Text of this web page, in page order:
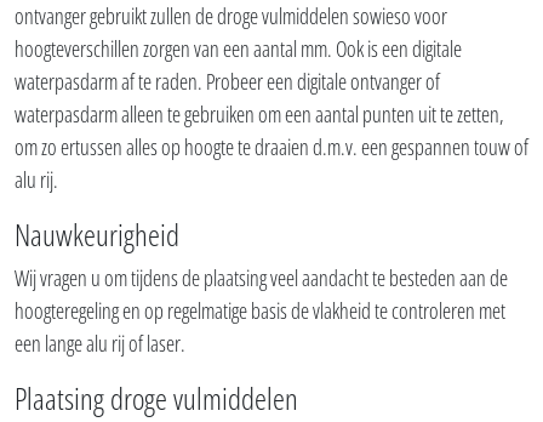
ontvanger gebruikt zullen de droge vulmiddelen sowieso voor
hoogteverschillen zorgen van een aantal mm. Ook is een digitale
waterpasdarm af te raden. Probeer een digitale ontvanger of
waterpasdarm alleen te gebruiken om een aantal punten uit te zetten,
om zo ertussen alles op hoogte te draaien d.m.v. een gespannen touw of
alu rij.
Nauwkeurigheid
Wij vragen u om tijdens de plaatsing veel aandacht te besteden aan de
hoogteregeling en op regelmatige basis de vlakheid te controleren met
een lange alu rij of laser.
Plaatsing droge vulmiddelen